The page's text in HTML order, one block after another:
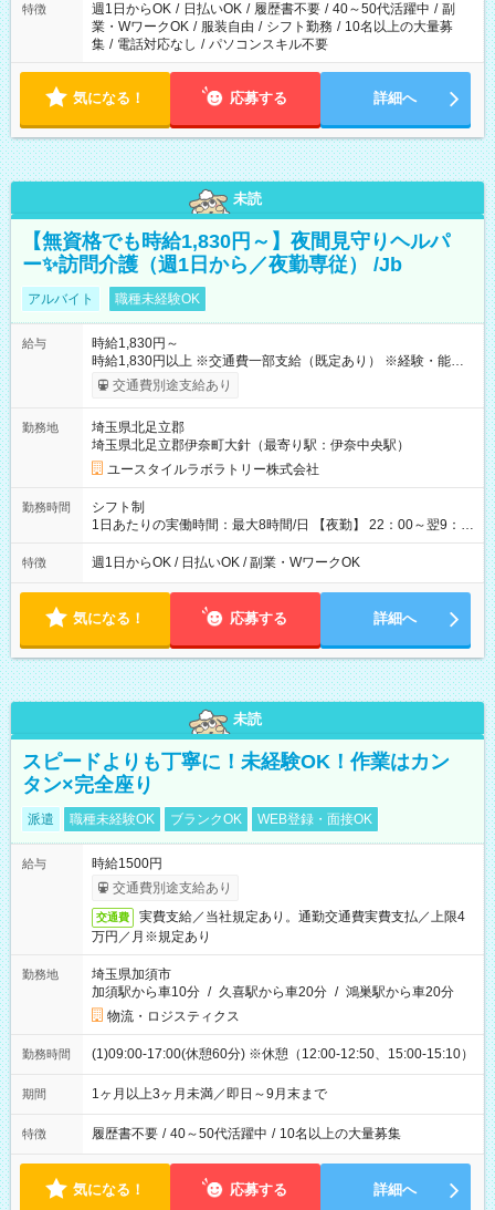
特徴 週1日からOK / 日払いOK / 履歴書不要 / 40～50代活躍中 / 副
業・WワークOK / 服装自由 / シフト勤務 / 10名以上の大量募
集 / 電話対応なし / パソコンスキル不要
気になる！ 応募する 詳細へ
未読
【無資格でも時給1,830円～】夜間見守りヘルパ
ー✨訪問介護（週1日から／夜勤専従） /Jb
アルバイト 職種未経験OK
給与
時給1,830円～
時給1,830円以上 ※交通費一部支給（既定あり） ※経験・能力を
考慮して決定します 【収入例】 週1回勤務の場合：1,830円×8時
間×4回=5万8,560円 週3回勤務の場合：1,830円×8時間×12回
月 ※ 雇用形態と給与に、本採用時と異なる部分があります。 雇
用形態：本採用時と同じです。 給与：時給 1,580円以上
交通費別途支給あり
勤務地
埼玉県北足立郡
埼玉県北足立郡伊奈町大針（最寄り駅：伊奈中央駅）
ユースタイルラボラトリー株式会社
勤務時間
シフト制
1日あたりの実働時間：最大8時間/日 【夜勤】 22：00～翌9：
00 ※週1日～OK ／ 夜勤専従 ＊＊ 勤務時間例 ＊＊ ■22時か
ら翌7時 ■23時から翌8時 ■24時から翌9時 など ※上記の時間
ます。 ※曜日固定（毎週同じ曜日での勤務となります）
特徴 週1日からOK / 日払いOK / 副業・WワークOK
気になる！ 応募する 詳細へ
未読
スピードよりも丁寧に！未経験OK！作業はカン
タン×完全座り
派遣 職種未経験OK ブランクOK WEB登録・面接OK
給与
時給1500円
交通費別途支給あり
交通費
実費支給／当社規定あり。通勤交通費実費支払／上限4
万円／月※規定あり
勤務地
埼玉県加須市
加須駅から車10分 / 久喜駅から車20分 / 鴻巣駅から車20分
物流・ロジスティクス
勤務時間 (1)09:00-17:00(休憩60分) ※休憩（12:00-12:50、15:00-15:10）
期間 1ヶ月以上3ヶ月未満／即日～9月末まで
特徴 履歴書不要 / 40～50代活躍中 / 10名以上の大量募集
気になる！ 応募する 詳細へ